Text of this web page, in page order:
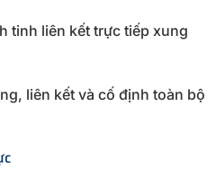
tinh liên kết trực tiếp xung
liên kết và cố định toàn bộ